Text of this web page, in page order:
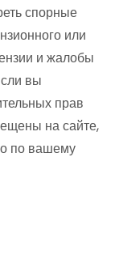
спорные
или
и жалобы
вы
прав
на сайте,
по вашему